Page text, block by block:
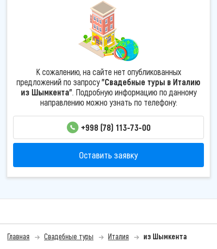
К сожалению, на сайте нет опубликованных
предложений по запросу"Свадебные туры в Италию
из Шымкента". Подробную информацию по данному
направлению можно узнать по телефону:
+998 (78) 113-73-00
Оставить заявку
Главная Свадебные туры Италия из Шымкента